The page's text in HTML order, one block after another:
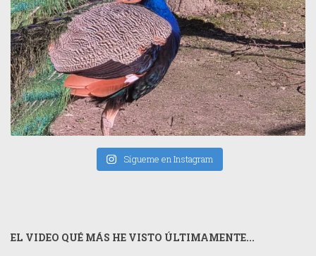
Sígueme en Instagram
EL VIDEO QUÉ MÁS HE VISTO ÚLTIMAMENTE...